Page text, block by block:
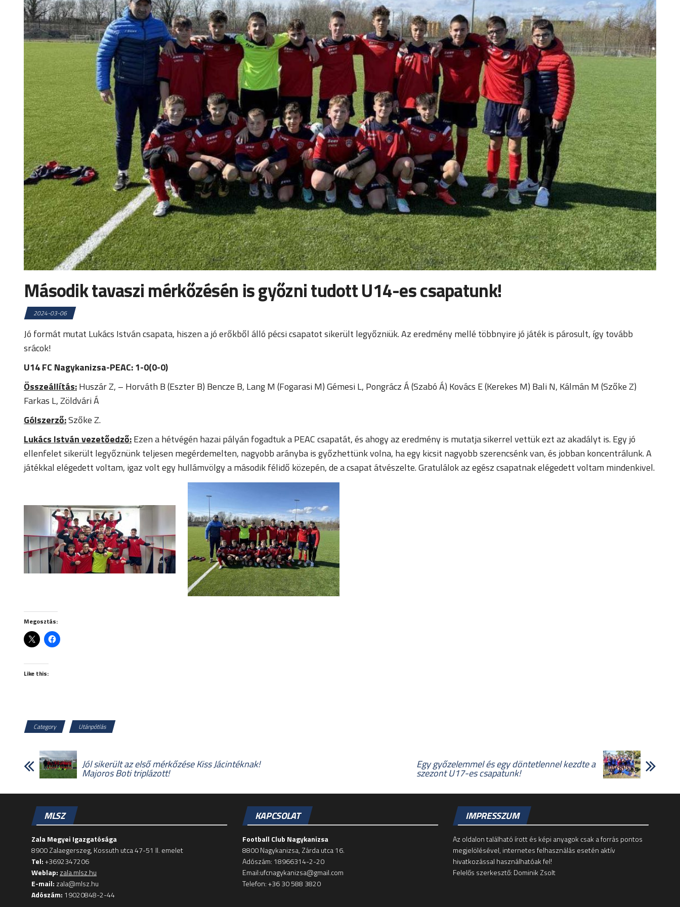
Második tavaszi mérkőzésén is győzni tudott U14-es csapatunk!
2024-03-06
Jó formát mutat Lukács István csapata, hiszen a jó erőkből álló pécsi csapatot sikerült legyőzniük. Az eredmény mellé többnyire jó játék is párosult, így tovább
srácok!
U14 FC Nagykanizsa-PEAC: 1-0(0-0)
Összeállítás:Huszár Z, – Horváth B (Eszter B) Bencze B, Lang M (Fogarasi M) Gémesi L, Pongrácz Á (Szabó Á) Kovács E (Kerekes M) Bali N, Kálmán M (Szőke Z)
Farkas L, Zöldvári Á
Gólszerző:Szőke Z.
Lukács István vezetőedző:Ezen a hétvégén hazai pályán fogadtuk a PEAC csapatát, és ahogy az eredmény is mutatja sikerrel vettük ezt az akadályt is. Egy jó
ellenfelet sikerült legyőznünk teljesen megérdemelten, nagyobb arányba is győzhettünk volna, ha egy kicsit nagyobb szerencsénk van, és jobban koncentrálunk. A
játékkal elégedett voltam, igaz volt egy hullámvölgy a második félidő közepén, de a csapat átvészelte. Gratulálok az egész csapatnak elégedett voltam mindenkivel.
Megosztás:
Like this:
Category Utánpótlás
Jól sikerült az első mérkőzése Kiss Jácintéknak!
Majoros Boti triplázott!
Egy győzelemmel és egy döntetlennel kezdte a
szezont U17-es csapatunk!
MLSZ
Zala Megyei Igazgatósága
8900 Zalaegerszeg, Kossuth utca 47-51 II. emelet
Tel:+3692347206
Weblap: zala.mlsz.hu
E-mail: zala@mlsz.hu
Adószám: 19020848-2-44
KAPCSOLAT
Football Club Nagykanizsa
8800 Nagykanizsa, Zárda utca 16.
Adószám: 18966314-2-20
Email:ufcnagykanizsa@gmail.com
Telefon: +36 30 588 3820
IMPRESSZUM
Az oldalon található írott és képi anyagok csak a forrás pontos
megjelölésével, internetes felhasználás esetén aktív
hivatkozással használhatóak fel!
Felelős szerkesztő: Dominik Zsolt